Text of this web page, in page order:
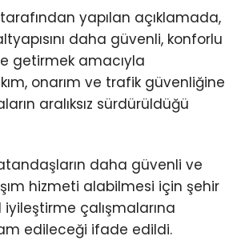
yapılan açıklamada,
daha güvenli, konforlu
getirmek amacıyla
onarım ve trafik güvenliğine
aralıksız sürdürüldüğü
daha güvenli ve
hizmeti alabilmesi için şehir
çalışmalarına
edileceği ifade edildi.